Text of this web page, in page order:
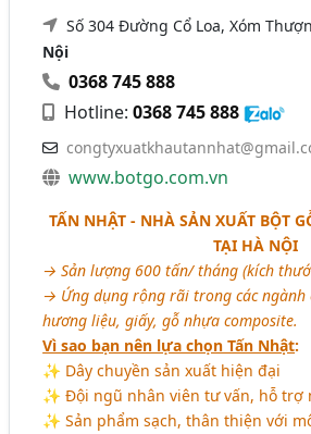
Số 304 Đường Cổ Loa, Xóm
Nội
0368 745 888
Hotline:0368 745 888
www.botgo.com.vn
TẤN NHẬT - NHÀ SẢN XUẤT BỘT
TẠI HÀ NỘI
→ Sản lượng 600 tấn/ tháng (kích
→ Ứng dụng rộng rãi trong các ngành
hương liệu, giấy, gỗ nhựa composite.
Vì sao bạn nên lựa chọn Tấn Nhật:
✨ Dây chuyền sản xuất hiện đại
✨ Đội ngũ nhân viên tư vấn, hỗ trợ
✨ Sản phẩm sạch, thân thiện với